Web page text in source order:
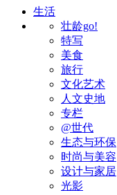
生活
壮龄go!
特写
美食
旅行
文化艺术
人文史地
专栏
@世代
生态与环保
时尚与美容
设计与家居
光影